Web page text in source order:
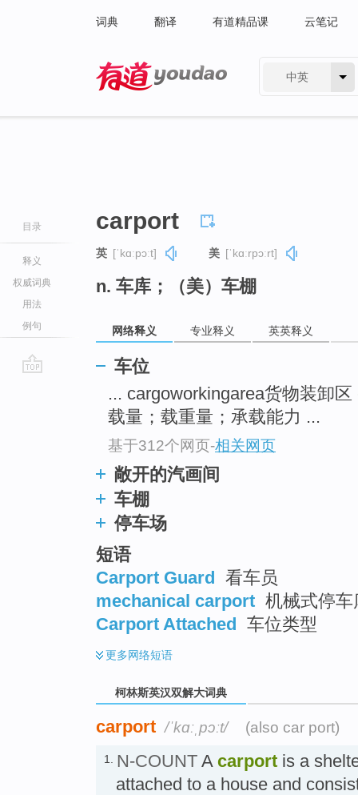
词典 翻译 有道精品课 云笔记
中英
目录
释义
权威词典
用法
例句
carport
英 [ˈkɑːpɔːt] 美 [ˈkɑːrpɔːrt]
n. 车库；（美）车棚
网络释义 专业释义 英英释义
车位
... cargoworkingarea货物装卸区
载量；载重量；承载能力 ...
基于312个网页-相关网页
敞开的汽画间
车棚
停车场
短语
Carport Guard 看车员
mechanical carport 机械式停车
Carport Attached 车位类型
更多网络短语
柯林斯英汉双解大词典
carport /ˈkɑːˌpɔːt/ (also car port)
1. N-COUNT A carport is a
attached to a house and